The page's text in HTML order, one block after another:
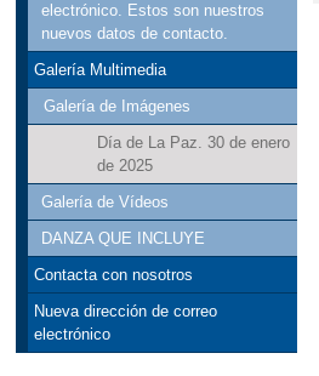
electrónico. Estos son nuestros
nuevos datos de contacto.
Galería Multimedia
Galería de Imágenes
Día de La Paz. 30 de enero
de 2025
Galería de Vídeos
DANZA QUE INCLUYE
Contacta con nosotros
Nueva dirección de correo
electrónico